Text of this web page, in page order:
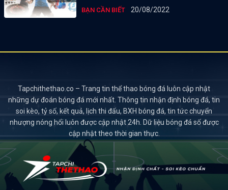
BẠN CẦN BIẾT 20/08/2022
Tapchithethao.co – Trang tin thể thao bóng đá luôn cập nhật
những dự đoán bóng đá mới nhất. Thông tin nhận định bóng đá, tin
soi kèo, tỷ số, kết quả, lịch thi đấu, BXH bóng đá, tin tức chuyển
nhượng nóng hổi luôn được cập nhật 24h. Dữ liệu bóng đá số được
cập nhật theo thời gian thực.